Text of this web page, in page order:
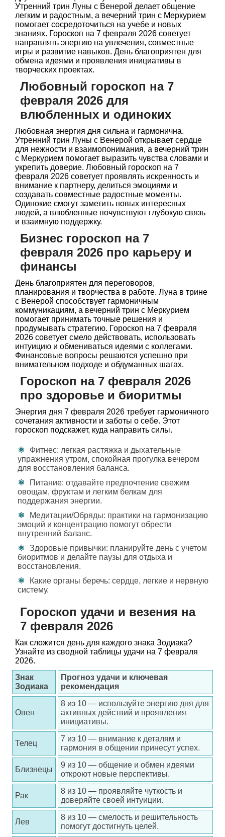
Утренний трин Луны с Венерой делает общение
легким и радостным, а вечерний трин с Меркурием
помогает сосредоточиться на учебе и новых
знаниях. Гороскоп на 7 февраля 2026 советует
направлять энергию на увлечения, совместные
игры и развитие навыков. День благоприятен для
обмена идеями и проявления инициативы в
творческих проектах.
Любовный гороскоп на 7
февраля 2026 для
влюбленных и одиноких
Любовная энергия дня сильна и гармонична.
Утренний трин Луны с Венерой открывает сердце
для нежности и взаимопонимания, а вечерний трин
с Меркурием помогает выразить чувства словами и
укрепить доверие. Любовный гороскоп на 7
февраля 2026 советует проявлять искренность и
внимание к партнеру, делиться эмоциями и
создавать совместные радостные моменты.
Одинокие смогут заметить новых интересных
людей, а влюбленные почувствуют глубокую связь
и взаимную поддержку.
Бизнес гороскоп на 7
февраля 2026 про карьеру и
финансы
День благоприятен для переговоров,
планирования и творчества в работе. Луна в трине
с Венерой способствует гармоничным
коммуникациям, а вечерний трин с Меркурием
помогает принимать точные решения и
продумывать стратегию. Гороскоп на 7 февраля
2026 советует смело действовать, использовать
интуицию и обмениваться идеями с коллегами.
Финансовые вопросы решаются успешно при
внимательном подходе и обдуманных шагах.
Гороскоп на 7 февраля 2026
про здоровье и биоритмы
Энергия дня 7 февраля 2026 требует гармоничного
сочетания активности и заботы о себе. Этот
гороскоп подскажет, куда направить силы.
Фитнес: легкая растяжка и дыхательные
упражнения утром, спокойная прогулка вечером
для восстановления баланса.
Питание: отдавайте предпочтение свежим
овощам, фруктам и легким белкам для
поддержания энергии.
Медитации/Обряды: практики на гармонизацию
эмоций и концентрацию помогут обрести
внутренний баланс.
Здоровые привычки: планируйте день с учетом
биоритмов и делайте паузы для отдыха и
восстановления.
Какие органы беречь: сердце, легкие и нервную
систему.
Гороскоп удачи и везения на
7 февраля 2026
Как сложится день для каждого знака Зодиака?
Узнайте из сводной таблицы удачи на 7 февраля
2026.
Знак
Зодиака
Прогноз удачи и ключевая
рекомендация
Овен
8 из 10 — используйте энергию дня для
активных действий и проявления
инициативы.
Телец
7 из 10 — внимание к деталям и
гармония в общении принесут успех.
Близнецы
9 из 10 — общение и обмен идеями
откроют новые перспективы.
Рак
8 из 10 — проявляйте чуткость и
доверяйте своей интуиции.
Лев
8 из 10 — смелость и решительность
помогут достигнуть целей.